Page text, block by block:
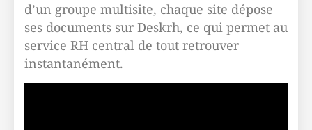
d’un groupe multisite, chaque site dépose
ses documents sur Deskrh, ce qui permet au
service RH central de tout retrouver
instantanément.